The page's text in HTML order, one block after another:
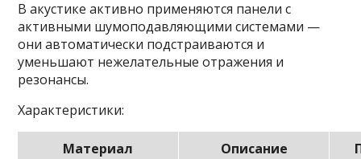
В акустике активно применяются панели с
активными шумоподавляющими системами —
они автоматически подстраиваются и
уменьшают нежелательные отражения и
резонансы.
Характеристики:
Материал Описание